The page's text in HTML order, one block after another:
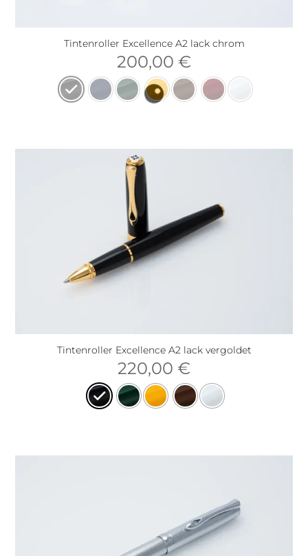
Tintenroller Excellence A2 lack chrom
200,00 €
Tintenroller Excellence A2 lack vergoldet
220,00 €